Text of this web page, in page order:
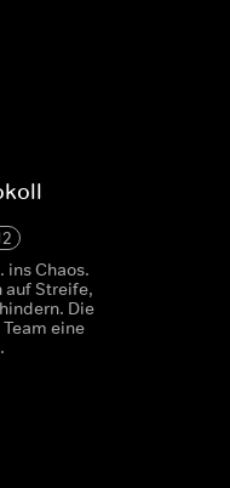
ins Chaos.
auf Streife,
Die
eine